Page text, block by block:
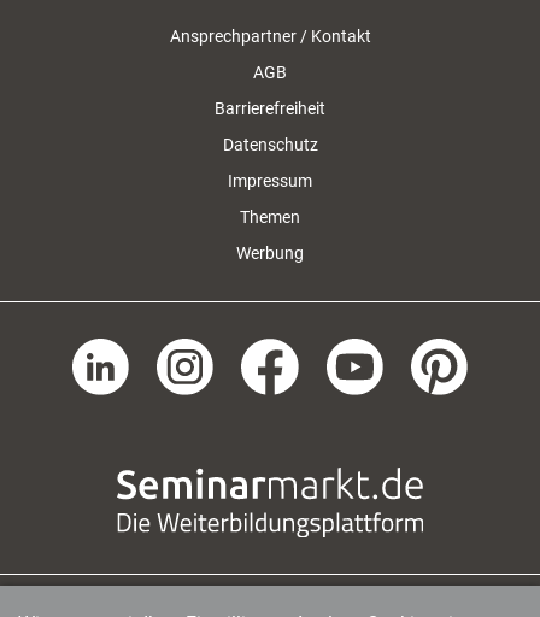
Ansprechpartner / Kontakt
AGB
Barrierefreiheit
Datenschutz
Impressum
Themen
Werbung